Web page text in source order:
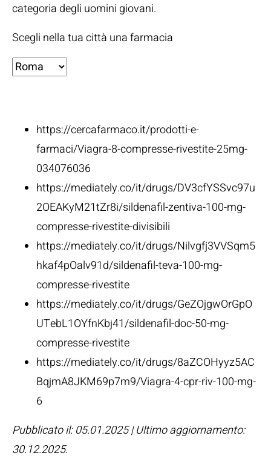
categoria degli uomini giovani.
Scegli nella tua città una farmacia
https://cercafarmaco.it/prodotti-e-
farmaci/Viagra-8-compresse-rivestite-25mg-
034076036
https://mediately.co/it/drugs/DV3cfYSSvc97u
2OEAKyM21tZr8i/sildenafil-zentiva-100-mg-
compresse-rivestite-divisibili
https://mediately.co/it/drugs/Nilvgfj3VVSqm5
hkaf4pOalv91d/sildenafil-teva-100-mg-
compresse-rivestite
https://mediately.co/it/drugs/GeZOjgwOrGpO
UTebL1OYfnKbj41/sildenafil-doc-50-mg-
compresse-rivestite
https://mediately.co/it/drugs/8aZCOHyyz5AC
BqjmA8JKM69p7m9/Viagra-4-cpr-riv-100-mg-
6
Pubblicato il: 05.01.2025 | Ultimo aggiornamento:
30.12.2025.